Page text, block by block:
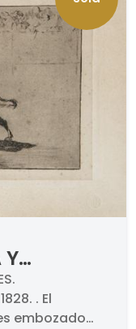
Y
. El
embozado